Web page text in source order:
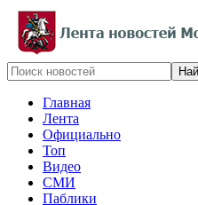
Главная
Лента
Официально
Топ
Видео
СМИ
Паблики